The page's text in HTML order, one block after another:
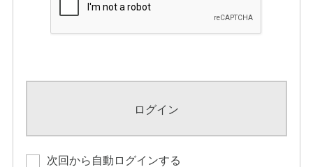
ログイン
次回から自動ログインする